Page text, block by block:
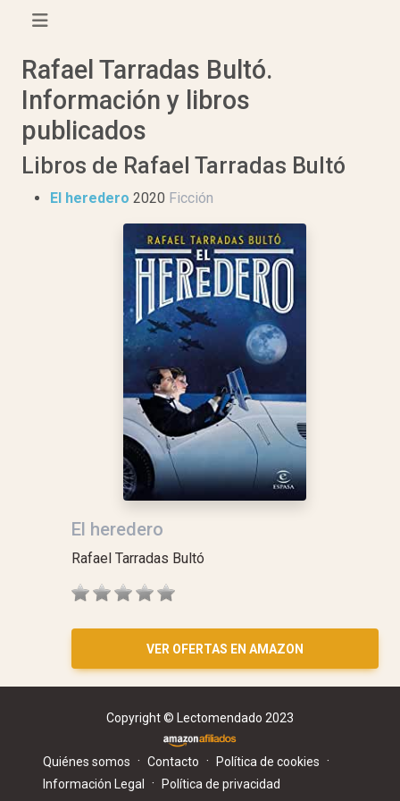
Rafael Tarradas Bultó.
Información y libros
publicados
Libros de Rafael Tarradas Bultó
El heredero 2020 Ficción
El heredero
Rafael Tarradas Bultó
VER OFERTAS EN AMAZON
Copyright © Lectomendado 2023
Quiénes somos · Contacto · Política de cookies ·
Información Legal · Política de privacidad